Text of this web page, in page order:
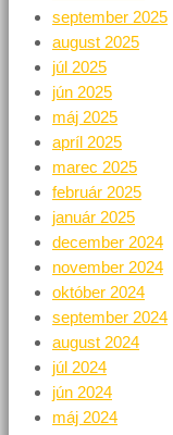
september 2025
august 2025
júl 2025
jún 2025
máj 2025
apríl 2025
marec 2025
február 2025
január 2025
december 2024
november 2024
október 2024
september 2024
august 2024
júl 2024
jún 2024
máj 2024